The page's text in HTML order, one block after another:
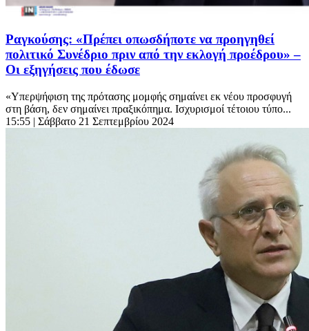
Ραγκούσης: «Πρέπει οπωσδήποτε να προηγηθεί
πολιτικό Συνέδριο πριν από την εκλογή προέδρου» –
Οι εξηγήσεις που έδωσε
«Υπερψήφιση της πρότασης μομφής σημαίνει εκ νέου προσφυγή
στη βάση, δεν σημαίνει πραξικόπημα. Ισχυρισμοί τέτοιου τύπο...
15:55 | Σάββατο 21 Σεπτεμβρίου 2024